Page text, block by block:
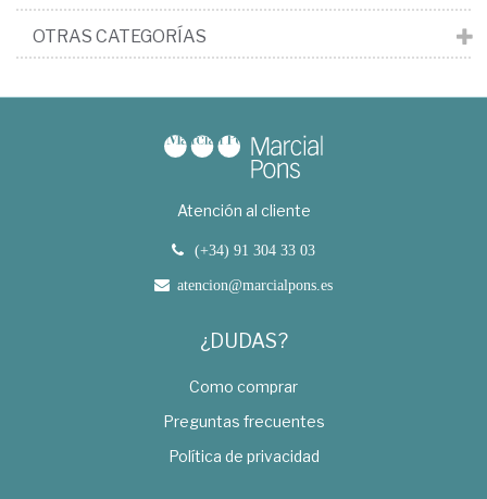
OTRAS CATEGORÍAS
Atención al cliente
(+34) 91 304 33 03
atencion@marcialpons.es
¿DUDAS?
Como comprar
Preguntas frecuentes
Política de privacidad